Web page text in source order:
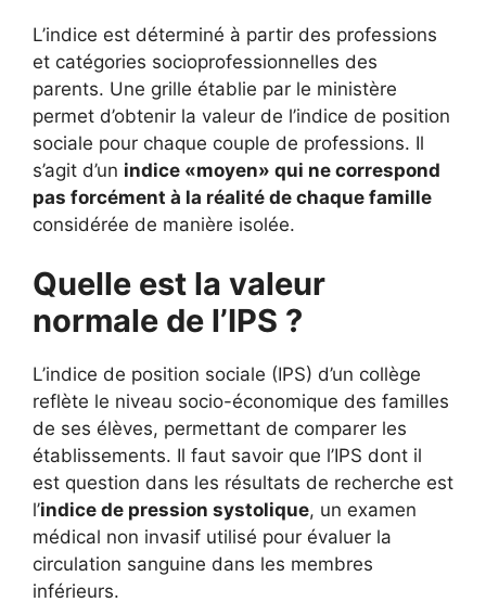
L’indice est déterminé à partir des professions
et catégories socioprofessionnelles des
parents. Une grille établie par le ministère
permet d’obtenir la valeur de l’indice de position
sociale pour chaque couple de professions. Il
s’agit d’un indice «moyen» qui ne correspond
pas forcément à la réalité de chaque famille
considérée de manière isolée.
Quelle est la valeur
normale de l’IPS ?
L’indice de position sociale (IPS) d’un collège
reflète le niveau socio-économique des familles
de ses élèves, permettant de comparer les
établissements. Il faut savoir que l’IPS dont il
est question dans les résultats de recherche est
l’indice de pression systolique, un examen
médical non invasif utilisé pour évaluer la
circulation sanguine dans les membres
inférieurs.